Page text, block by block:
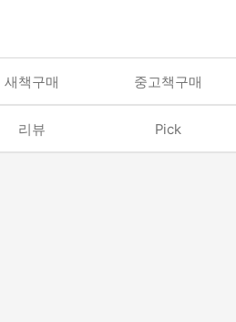
새책구매 중고책구매
리뷰 Pick